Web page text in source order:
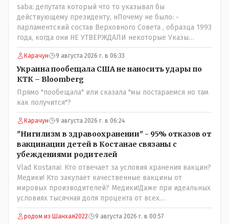
saba: депутата который что то указывал бы
действующему президенту, нПочему не было: -
парламентский состав Верховного Совета , образца 1993
года, когда они НЕ УТВЕРЖДАЛИ некоторые Указы
Назарбаева, особенно в части выборов и перевыборов и
некоторых вопросах внутренней политики, и тогда
Назарбай волевым Указом РАСПУСТИЛ этот бунтарский
состав. Имя - Серикболсын Абдильдин вам знакомо -
юывший секретарь ЦК КП Казахстана , впоследствии -
депутат Верховного Совета и Мажлиса и Председатель
партии коммунстов- он в то время и после и причём
НЕОДНОКРАТНО, указывал и многократно на недостатки
Назарбая и предлагал ему самому ДОБРОВОЛЬНО уйти с
поста Президента.
Карачун 9 августа 2026 г. в 06:33
Украина пообещала США не наносить удары по
КТК – Bloomberg
Прямо "пообещала" или сказала "мы постараемся но там
как получится"?
Карачун 9 августа 2026 г. в 06:24
"Нигилизм в здравоохранении" - 95% отказов от
вакцинации детей в Костанае связаны с
убеждениями родителей
Vlad Kostanai: Кто отвечает за условия хранения вакцин?
Медики! Кто закупает качественные вакцины от
мировых производителей? Медики!Даже при идеальных
условиях тысячная доля процента от всех
вакцинированных может иметь плохие последствия от
прививки. Бумага нужна как защита от дол.....бов не
родом из Шанхая2022 9 августа 2026 г. в 00:57